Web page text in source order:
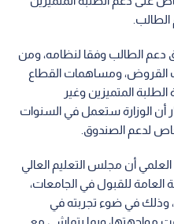
الطالب وفقا لنظامه، ومن
القروض، ومساهمات القطاع
المتميزين وغير
أن الوزارة ستعمل في السنوات
لدعم الصندوق.
أن مجلس التعليم العالي
للقبول في الجامعات،
في ضوء تجربته في
مواجهتها، وبما يتماشى مع